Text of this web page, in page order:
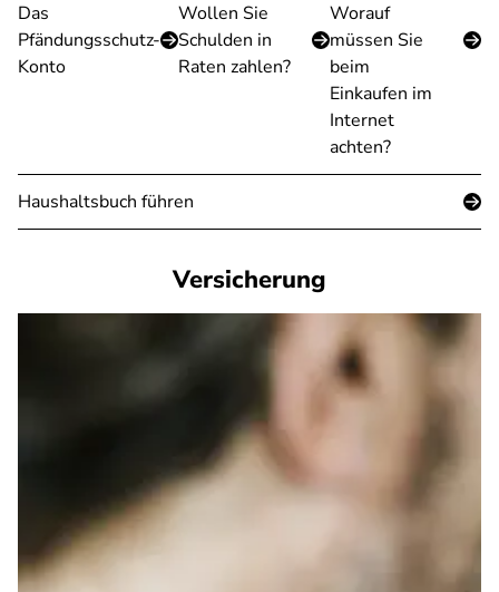
Das
Pfändungsschutz-
Konto
Wollen Sie
Schulden in
Raten zahlen?
Worauf
müssen Sie
beim
Einkaufen im
Internet
achten?
Haushaltsbuch führen
Versicherung